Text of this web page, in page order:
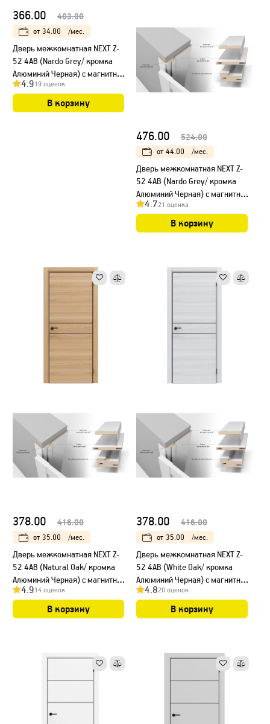
366.00 403.00
от 34.00 /мес.
Дверь межкомнатная NEXT Z-
52 4AB (Nardo Grey/ кромка
Алюминий Черная) с магнитным
замком
4.919 оценок
В корзину
476.00 524.00
от 44.00 /мес.
Дверь межкомнатная NEXT Z-
52 4AB (Nardo Grey/ кромка
Алюминий Черная) с магнитным
замком, НЕСТАНДАРТ
4.721 оценка
В корзину
378.00 416.00
от 35.00 /мес.
Дверь межкомнатная NEXT Z-
52 4AB (Natural Oak/ кромка
Алюминий Черная) с магнитным
замком
4.914 оценок
В корзину
378.00 416.00
от 35.00 /мес.
Дверь межкомнатная NEXT Z-
52 4AB (White Oak/ кромка
Алюминий Черная) с магнитным
замком
4.820 оценок
В корзину